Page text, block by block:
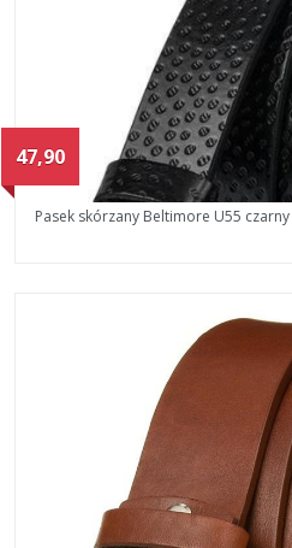
47,90
Pasek skórzany Beltimore U55